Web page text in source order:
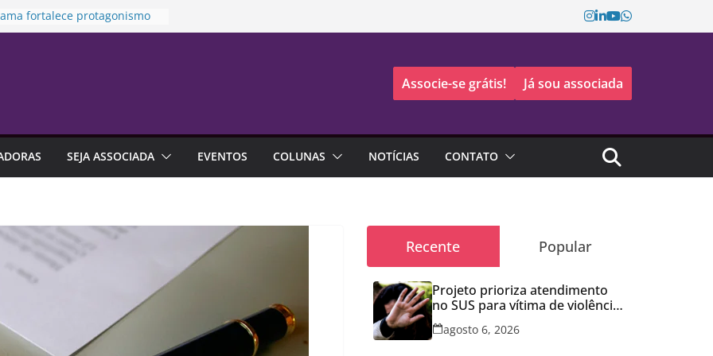
fortalece protagonismo
de franquias
é alternativa de
Associe-se grátis! Já sou associada
SEJA ASSOCIADA EVENTOS COLUNAS NOTÍCIAS CONTATO
Recente Popular
Projeto prioriza atendimento
no SUS para vítima de violência
doméstica
agosto 6, 2026